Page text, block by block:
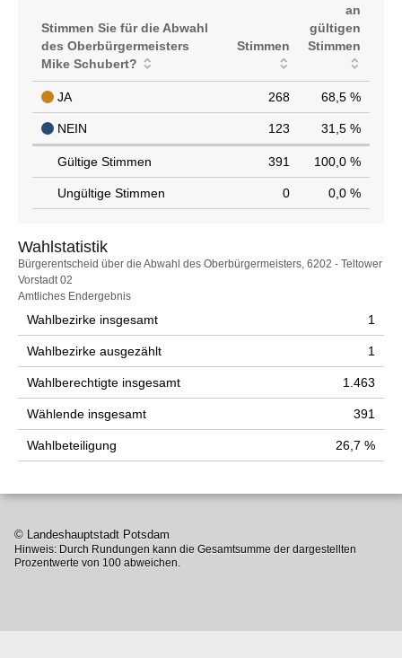
des
Oberbürgermeisters
Mike
Stimmen Sie für die Abwahl
des Oberbürgermeisters
Mike Schubert?
Stimmen
an
gültigen
Stimmen
JA 268 68,5 %
NEIN 123 31,5 %
Gültige Stimmen 391 100,0 %
Ungültige Stimmen 0 0,0 %
Wahlstatistik
Wahlstatistik
Bürgerentscheid über die Abwahl des Oberbürgermeisters, 6202 - Teltower
Vorstadt 02
Amtliches Endergebnis
Wahlbezirke insgesamt 1
Wahlbezirke ausgezählt 1
Wahlberechtigte insgesamt 1.463
Wählende insgesamt 391
Wahlbeteiligung 26,7 %
© Landeshauptstadt Potsdam
Hinweis: Durch Rundungen kann die Gesamtsumme der dargestellten
Prozentwerte von 100 abweichen.